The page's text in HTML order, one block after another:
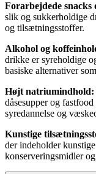
Forarbejdede snacks
slik og sukkerholdige
og tilsætningsstoffer.
Alkohol og
drikke er syreholdige
basiske alternativer
Højt natriumindhold:
dåsesupper og
syredannelse og
Kunstige
der indeholder
konserveringsmidler